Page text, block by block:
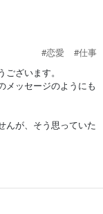
#恋愛
#仕事
ざいます。
メッセージのようにも
んが、そう思っていた